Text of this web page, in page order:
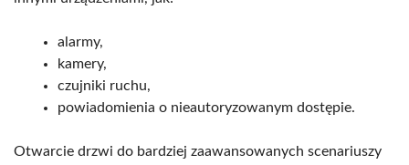
alarmy,
kamery,
czujniki ruchu,
powiadomienia o nieautoryzowanym dostępie.
Otwarcie drzwi do bardziej zaawansowanych scenariuszy